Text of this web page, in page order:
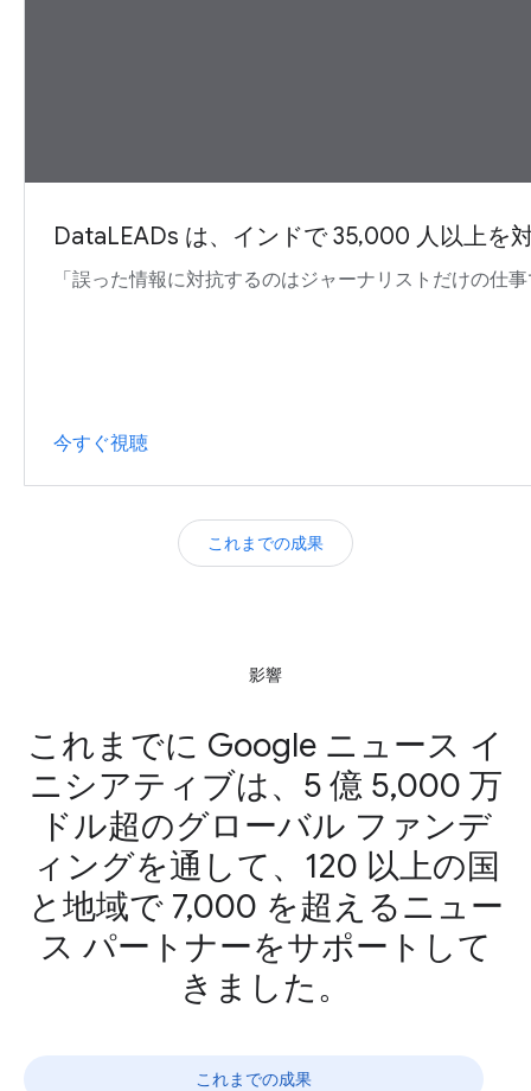
DataLEADs は、インドで 35,000 人以上を
「誤った情報に対抗するのはジャーナリストだけの仕
今すぐ視聴
これまでの成果
影響
これまでに Google ニュース イ
ニシアティブは、5 億 5,000 万
ドル超のグローバル ファンデ
ィングを通して、120 以上の国
と地域で 7,000 を超えるニュー
ス パートナーをサポートして
きました。
これまでの成果